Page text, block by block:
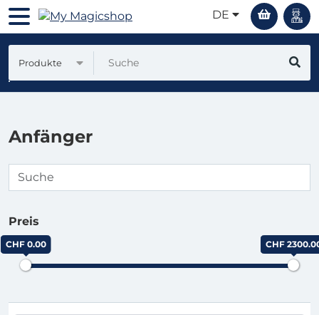
DE
Produkte
Anfänger
Preis
CHF 0.00 CHF